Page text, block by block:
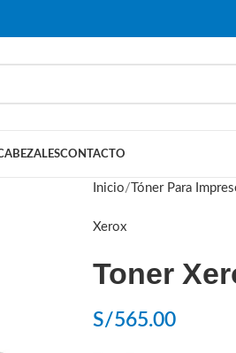
CONTACTO
Inicio Tóner Para
Xerox
Toner
S/565.00